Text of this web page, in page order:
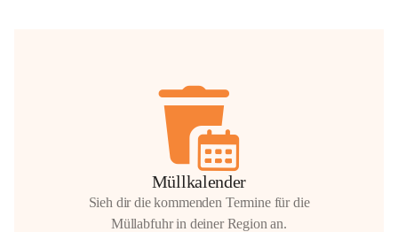
Müllkalender
Sieh dir die kommenden Termine für die
Müllabfuhr in deiner Region an.